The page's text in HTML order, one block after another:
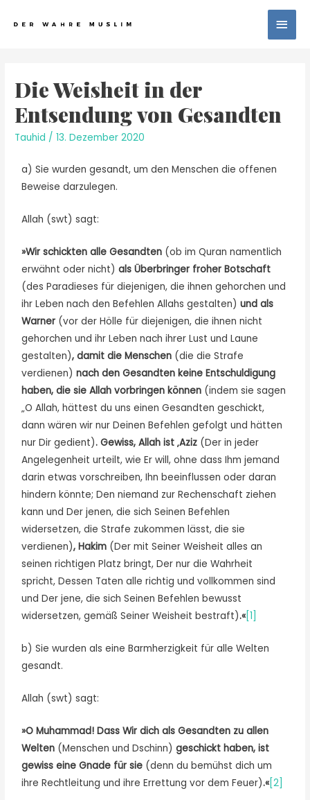
Die Weisheit in der
Entsendung von Gesandten
Tauhid /13. Dezember 2020
a) Sie wurden gesandt, um den Menschen die offenen
Beweise darzulegen.
Allah (swt) sagt:
»Wir schickten alle Gesandten (ob im Quran namentlich
erwähnt oder nicht)als Überbringer froher Botschaft
(des Paradieses für diejenigen, die ihnen gehorchen und
ihr Leben nach den Befehlen Allahs gestalten) und als
Warner (vor der Hölle für diejenigen, die ihnen nicht
gehorchen und ihr Leben nach ihrer Lust und Laune
gestalten), damit die Menschen (die die Strafe
verdienen)nach den Gesandten keine Entschuldigung
haben, die sie Allah vorbringen können (indem sie sagen
„O Allah, hättest du uns einen Gesandten geschickt,
dann wären wir nur Deinen Befehlen gefolgt und hätten
nur Dir gedient). Gewiss, Allah ist ‚Aziz (Der in jeder
Angelegenheit urteilt, wie Er will, ohne dass Ihm jemand
darin etwas vorschreiben, Ihn beeinflussen oder daran
hindern könnte; Den niemand zur Rechenschaft ziehen
kann und Der jenen, die sich Seinen Befehlen
widersetzen, die Strafe zukommen lässt, die sie
verdienen), Hakim (Der mit Seiner Weisheit alles an
seinen richtigen Platz bringt, Der nur die Wahrheit
spricht, Dessen Taten alle richtig und vollkommen sind
und Der jene, die sich Seinen Befehlen bewusst
widersetzen, gemäß Seiner Weisheit bestraft).«[1]
b) Sie wurden als eine Barmherzigkeit für alle Welten
gesandt.
Allah (swt) sagt:
»O Muhammad! Dass Wir dich als Gesandten zu allen
Welten (Menschen und Dschinn) geschickt haben, ist
gewiss eine Gnade für sie (denn du bemühst dich um
ihre Rechtleitung und ihre Errettung vor dem Feuer).«[2]